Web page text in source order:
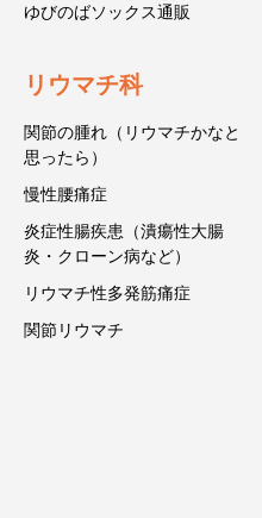
ゆびのばソックス通販
リウマチ科
関節の腫れ（リウマチかなと
思ったら）
慢性腰痛症
炎症性腸疾患（潰瘍性大腸
炎・クローン病など）
リウマチ性多発筋痛症
関節リウマチ